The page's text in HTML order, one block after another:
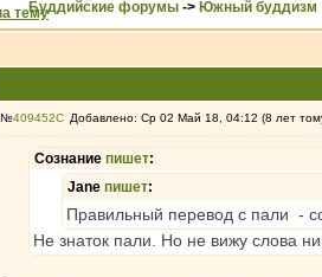
Буддийские форумы -> Южный буддизм
№409452 Добавлено: Ср 02 Май 18, 04:12 (8 лет
Сознание пишет:
Jane пишет:
Правильный перевод с пали -
Не знаток пали. Но не вижу слова